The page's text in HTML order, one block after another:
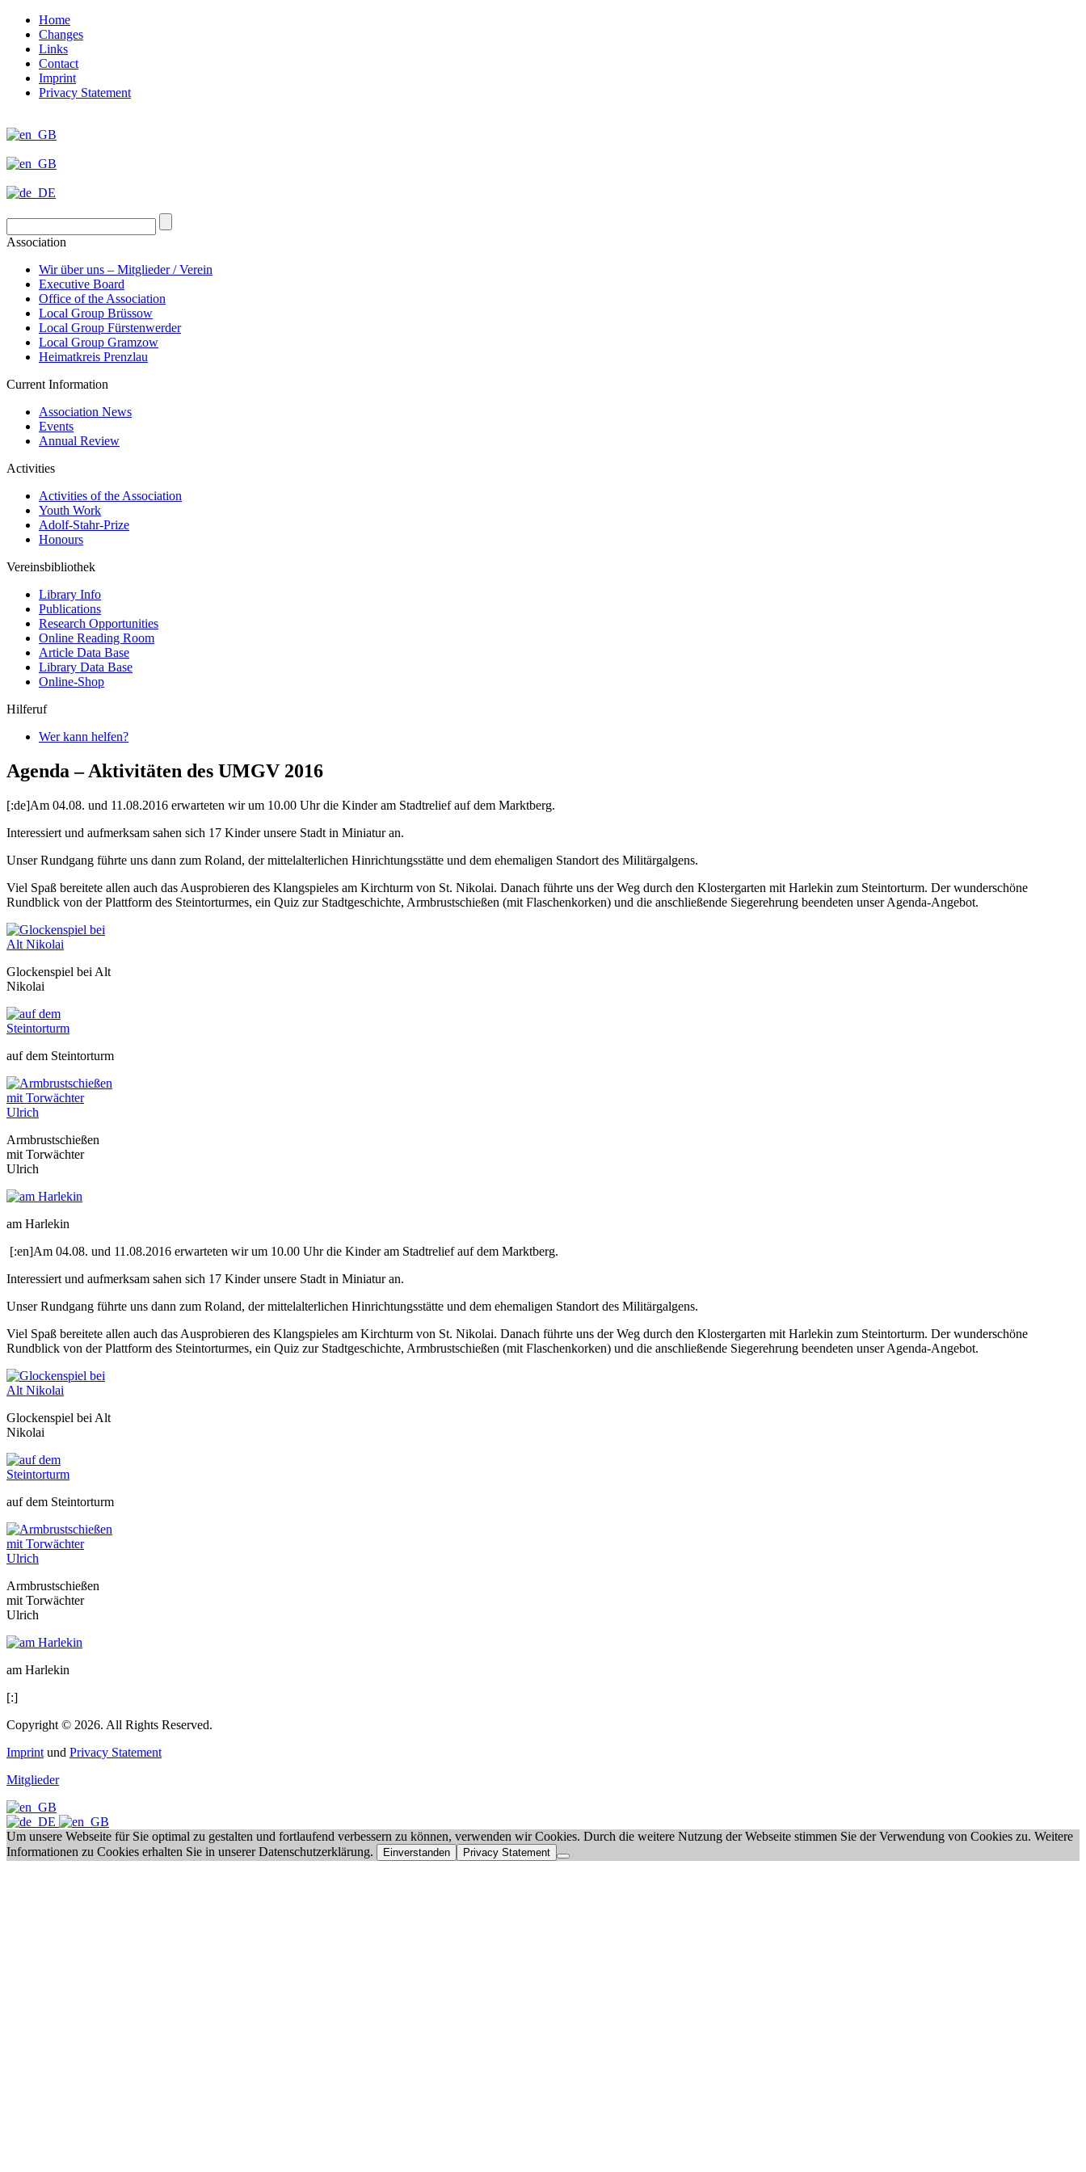
Home
Changes
Links
Contact
Imprint
Privacy Statement
Association
Wir über uns – Mitglieder / Verein
Executive Board
Office of the Association
Local Group Brüssow
Local Group Fürstenwerder
Local Group Gramzow
Heimatkreis Prenzlau
Current Information
Association News
Events
Annual Review
Activities
Activities of the Association
Youth Work
Adolf-Stahr-Prize
Honours
Vereinsbibliothek
Library Info
Publications
Research Opportunities
Online Reading Room
Article Data Base
Library Data Base
Online-Shop
Hilferuf
Wer kann helfen?
Agenda – Aktivitäten des UMGV 2016
[:de]Am 04.08. und 11.08.2016 erwarteten wir um 10.00 Uhr die Kinder am Stadtrelief auf dem Marktberg.
Interessiert und aufmerksam sahen sich 17 Kinder unsere Stadt in Miniatur an.
Unser Rundgang führte uns dann zum Roland, der mittelalterlichen Hinrichtungsstätte und dem ehemaligen Standort des Militärgalgens.
Viel Spaß bereitete allen auch das Ausprobieren des Klangspieles am Kirchturm von St. Nikolai. Danach führte uns der Weg durch den Klostergarten mit Harlekin zum Steintorturm. Der wunderschöne
Rundblick von der Plattform des Steintorturmes, ein Quiz zur Stadtgeschichte, Armbrustschießen (mit Flaschenkorken) und die anschließende Siegerehrung beendeten unser Agenda-Angebot.
Glockenspiel bei Alt
Nikolai
auf dem Steintorturm
Armbrustschießen
mit Torwächter
Ulrich
am Harlekin
[:en]Am 04.08. und 11.08.2016 erwarteten wir um 10.00 Uhr die Kinder am Stadtrelief auf dem Marktberg.
Interessiert und aufmerksam sahen sich 17 Kinder unsere Stadt in Miniatur an.
Unser Rundgang führte uns dann zum Roland, der mittelalterlichen Hinrichtungsstätte und dem ehemaligen Standort des Militärgalgens.
Viel Spaß bereitete allen auch das Ausprobieren des Klangspieles am Kirchturm von St. Nikolai. Danach führte uns der Weg durch den Klostergarten mit Harlekin zum Steintorturm. Der wunderschöne
Rundblick von der Plattform des Steintorturmes, ein Quiz zur Stadtgeschichte, Armbrustschießen (mit Flaschenkorken) und die anschließende Siegerehrung beendeten unser Agenda-Angebot.
Glockenspiel bei Alt
Nikolai
auf dem Steintorturm
Armbrustschießen
mit Torwächter
Ulrich
am Harlekin
[:]
Copyright © 2026. All Rights Reserved.
Imprint und Privacy Statement
Mitglieder
Um unsere Webseite für Sie optimal zu gestalten und fortlaufend verbessern zu können, verwenden wir Cookies. Durch die weitere Nutzung der Webseite stimmen Sie der Verwendung von Cookies zu. Weitere
Informationen zu Cookies erhalten Sie in unserer Datenschutzerklärung.
Einverstanden Privacy Statement